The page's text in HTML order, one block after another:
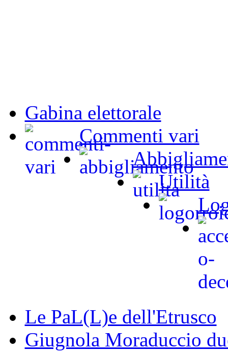
Gabina elettorale
Commenti vari
Utilità
Le PaL(L)e dell'Etrusco
Giugnola Moraduccio